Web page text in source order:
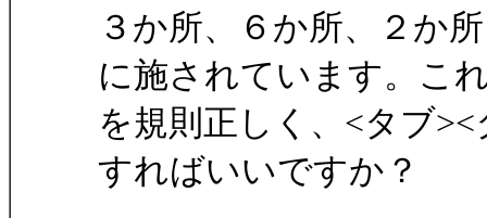
３か所、６か所、２か
に施されています。こ
を規則正しく、<タブ
すればいいですか？